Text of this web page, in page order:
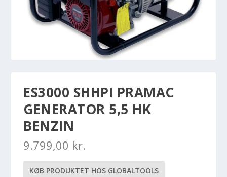
ES3000 SHHPI PRAMAC
GENERATOR 5,5 HK
BENZIN
9.799,00 kr.
KØB PRODUKTET HOS GLOBALTOOLS